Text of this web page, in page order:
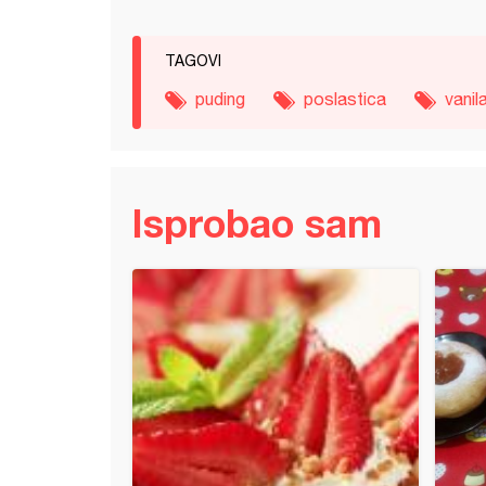
TAGOVI
puding poslastica
Isprobao sam
torta s keksom i jogurtom